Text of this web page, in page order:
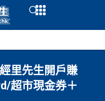
Open
里先生開戶賺
超市現金券＋